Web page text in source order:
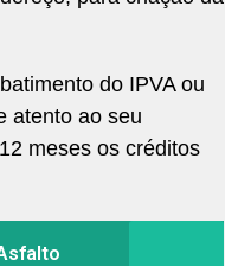
do IPVA ou
atento ao seu
meses os créditos